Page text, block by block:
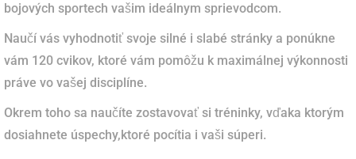
bojových sportech vašim ideálnym sprievodcom.
Naučí vás vyhodnotiť svoje silné i slabé stránky a ponúkne
vám 120 cvikov, ktoré vám pomôžu k maximálnej výkonnosti
práve vo vašej disciplíne.
Okrem toho sa naučíte zostavovať si tréninky, vďaka ktorým
dosiahnete úspechy,ktoré pocítia i vaši súperi.